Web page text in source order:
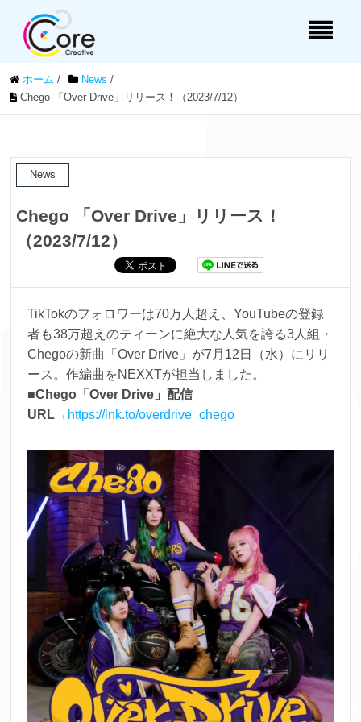
ホーム / News /
Chego 「Over Drive」リリース！（2023/7/12）
News
Chego 「Over Drive」リリース！
（2023/7/12）
TikTokのフォロワーは70万人超え、YouTubeの登録
者も38万超えのティーンに絶大な人気を誇る3人組・
Chegoの新曲「Over Drive」が7月12日（水）にリリ
ース。作編曲をNEXXTが担当しました。
■Chego「Over Drive」配信
URL→ https://lnk.to/overdrive_chego